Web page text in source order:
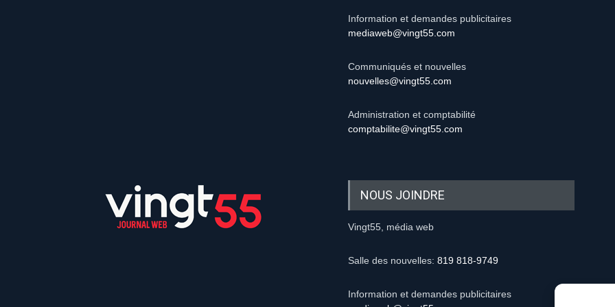
Information et demandes publicitaires
mediaweb@vingt55.com
Communiqués et nouvelles
nouvelles@vingt55.com
Administration et comptabilité
comptabilite@vingt55.com
NOUS JOINDRE
Vingt55, média web
Salle des nouvelles: 819 818-9749
Information et demandes publicitaires